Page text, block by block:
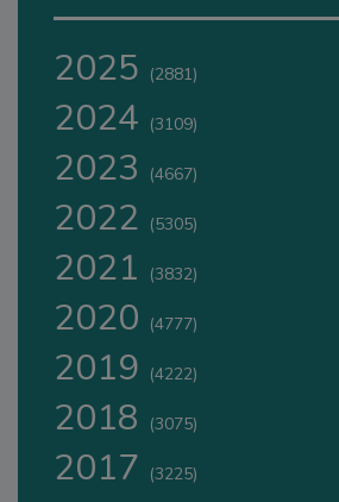
2025 (2881)
2024 (3109)
2023 (4667)
2022 (5305)
2021 (3832)
2020 (4777)
2019 (4222)
2018 (3075)
2017 (3225)